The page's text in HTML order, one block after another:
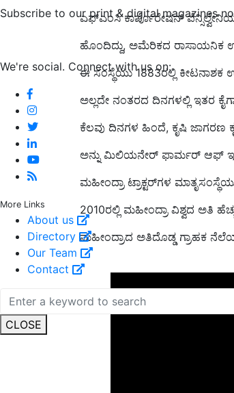
Subscribe to our print & digital magazines
We're social. Connect with us on:
More Links
About us
Directory
Our Team
Contact
CLOSE
ಎಫ್‌ಎಂಸಿ ಕಾರ್ಪೊರೇಷನ್
ಹೊಂದಿದ್ದು, ಅಮೆರಿಕದ ರಾಸಾಯನಿಕ
ಈ ಸಂಸ್ಥೆಯು 1883ರಲ್ಲಿ
ಅಲ್ಲದೇ ನಂತರದ ದಿನಗಳಲ್ಲಿ ಇತರ
ಕೆಲವು ದಿನಗಳ ಹಿಂದೆ, ಕೃಷಿ ಜಾಗರಣ
ಅನ್ನು ಮಿಲಿಯನೇರ್ ಫಾರ್ಮರ್ ಆಫ್
ಮಹೀಂದ್ರಾ ಟ್ರಾಕ್ಟರ್‌ಗಳ
2010ರಲ್ಲಿ ಮಹೀಂದ್ರಾ ವಿಶ್ವದ ಅತಿ
ಮಹೀಂದ್ರಾದ ಅತಿದೊಡ್ಡ ಗ್ರಾಹಕ